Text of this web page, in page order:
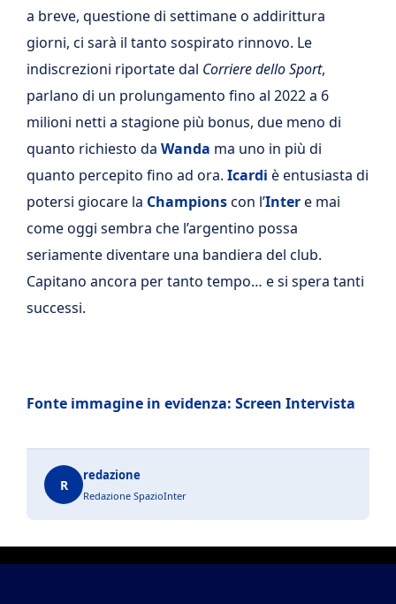
a breve, questione di settimane o addirittura
giorni, ci sarà il tanto sospirato rinnovo. Le
indiscrezioni riportate dal Corriere dello Sport,
parlano di un prolungamento fino al 2022 a 6
milioni netti a stagione più bonus, due meno di
quanto richiesto da Wanda ma uno in più di
quanto percepito fino ad ora. Icardi è entusiasta di
potersi giocare la Championscon l’Intere mai
come oggi sembra che l’argentino possa
seriamente diventare una bandiera del club.
Capitano ancora per tanto tempo… e si spera tanti
successi.
Fonte immagine in evidenza: Screen Intervista
R
redazione
Redazione SpazioInter